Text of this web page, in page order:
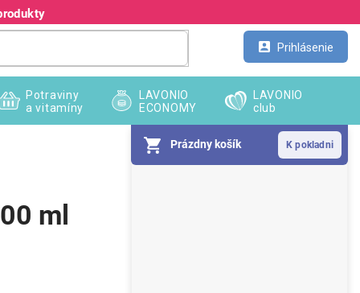
Prihlásenie
Prázdny košík
Potraviny
a vitamíny
LAVONIO
ECONOMY
LAVONIO
club
ml